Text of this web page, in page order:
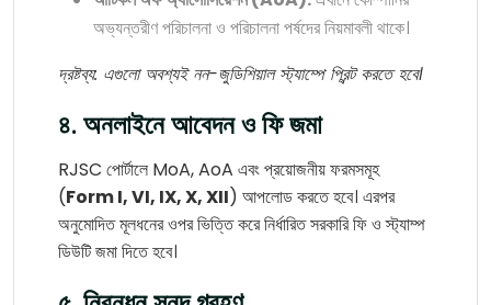
অভ্যন্তরীণ পরিচালনা ও পরিচালনা পর্ষদের নিয়মাবলী থাকে।
দ্রষ্টব্য: এগুলো অবশ্যই নন-জুডিশিয়াল স্ট্যাম্পে প্রিন্ট করতে হবে।
৪. অনলাইনে আবেদন ও ফি জমা
RJSC পোর্টালে MoA, AoA এবং প্রয়োজনীয় ফরমসমূহ
(Form I, VI, IX, X, XII) আপলোড করতে হবে। এরপর
অনুমোদিত মূলধনের ওপর ভিত্তি করে নির্ধারিত সরকারি ফি ও স্ট্যাম্প
ডিউটি জমা দিতে হবে।